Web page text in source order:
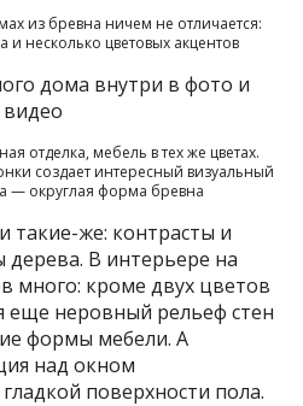
из бревна ничем не отличается:
и несколько цветовых акцентов
отделка, мебель в тех же цветах.
создает интересный визуальный
— округлая форма бревна
же: контрасты и
В интерьере на
много: кроме двух цветов
еще неровный рельеф стен
формы мебели. А
над окном
поверхности пола.